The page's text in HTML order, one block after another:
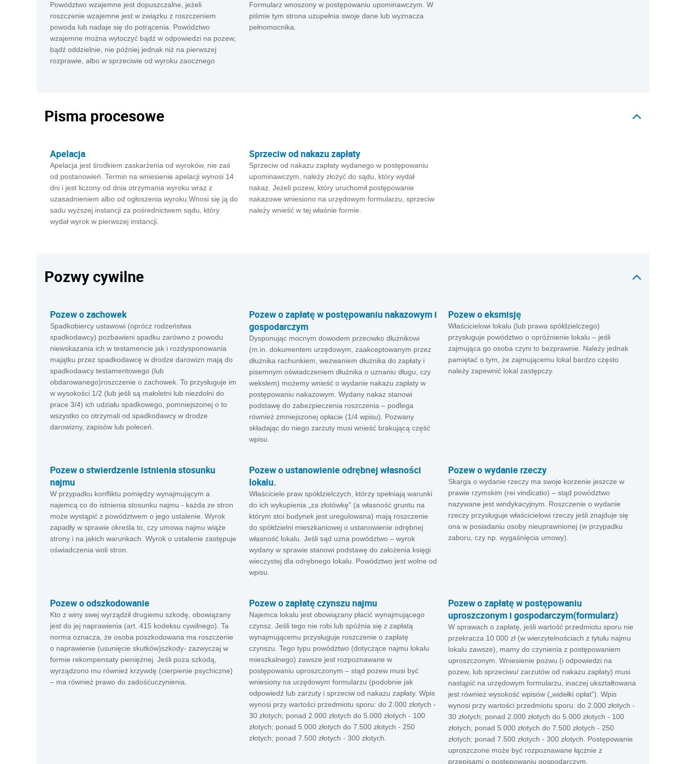
Powództwo wzajemne jest dopuszczalne, jeżeli
roszczenie wzajemne jest w związku z roszczeniem
powoda lub nadaje się do potrącenia. Powództwo
wzajemne można wytoczyć bądź w odpowiedzi na pozew,
bądź oddzielnie, nie później jednak niż na pierwszej
rozprawie, albo w sprzeciwie od wyroku zaocznego
Formularz wnoszony w postępowaniu upominawczym. W
piśmie tym strona uzupełnia swoje dane lub wyznacza
pełnomocnika.
Pisma procesowe
Apelacja
Apelacja jest środkiem zaskarżenia od wyroków, nie zaś
od postanowień. Termin na wniesienie apelacji wynosi 14
dni i jest liczony od dnia otrzymania wyroku wraz z
uzasadnieniem albo od ogłoszenia wyroku.Wnosi się ją do
sadu wyższej instancji za pośrednictwem sądu, który
wydał wyrok w pierwszej instancji.
Sprzeciw od nakazu zapłaty
Sprzeciw od nakazu zapłaty wydanego w postępowaniu
upominawczym, należy złożyć do sądu, który wydał
nakaz. Jeżeli pozew, który uruchomił postępowanie
nakazowe wniesiono na urzędowym formularzu, sprzeciw
należy wnieść w tej właśnie formie.
Pozwy cywilne
Pozew o zachowek
Spadkobiercy ustawowi (oprócz rodzeństwa
spadkodawcy) pozbawieni spadku zarówno z powodu
niewskazania ich w testamencie jak i rozdysponowania
majątku przez spadkodawcę w drodze darowizn mają do
spadkodawcy testamentowego (lub
obdarowanego)roszczenie o zachowek. To przysługuje im
w wysokości 1/2 (lub jeśli są małoletni lub niezdolni do
prace 3/4) ich udziału spadkowego, pomniejszonej o to
wszystko co otrzymali od spadkodawcy w drodze
darowizny, zapisów lub poleceń.
Pozew o zapłatę w postępowaniu nakazowym i
gospodarczym
Dysponując mocnym dowodem przeciwko dłużnikowi
(m.in. dokumentem urzędowym, zaakceptowanym przez
dłużnika rachunkiem, wezwaniem dłużnika do zapłaty i
pisemnym oświadczeniem dłużnika o uznaniu długu, czy
wekslem) możemy wnieść o wydanie nakazu zapłaty w
postępowaniu nakazowym. Wydany nakaz stanowi
podstawę do zabezpieczenia roszczenia – podlega
również zmniejszonej opłacie (1/4 wpisu). Pozwany
składając do niego zarzuty musi wnieść brakującą część
wpisu.
Pozew o eksmisję
Właścicielowi lokalu (lub prawa spółdzielczego)
przysługuje powództwo o opróżnienie lokalu – jeśli
zajmująca go osoba czyni to bezprawnie. Należy jednak
pamiętać o tym, że zajmującemu lokal bardzo często
należy zapewnić lokal zastępczy.
Pozew o stwierdzenie istnienia stosunku
najmu
W przypadku konfliktu pomiędzy wynajmującym a
najemcą co do istnienia stosunku najmu - każda ze stron
może wystąpić z powództwem o jego ustalenie. Wyrok
zapadły w sprawie określa to, czy umowa najmu wiąże
strony i na jakich warunkach. Wyrok o ustalenie zastępuje
oświadczenia woli stron.
Pozew o ustanowienie odrębnej własności
lokalu.
Właściciele praw spółdzielczych, którzy spełniają warunki
do ich wykupienia „za złotówkę” (a własność gruntu na
którym stoi budynek jest uregulowana) mają roszczenie
do spółdzielni mieszkaniowej o ustanowienie odrębnej
własność lokalu. Jeśli sąd uzna powództwo – wyrok
wydany w sprawie stanowi podstawę do założenia księgi
wieczystej dla odrębnego lokalu. Powództwo jest wolne od
wpisu.
Pozew o wydanie rzeczy
Skarga o wydanie rzeczy ma swoje korzenie jeszcze w
prawie rzymskim (rei vindicatio) – stąd powództwo
nazywane jest windykacyjnym. Roszczenie o wydanie
rzeczy przysługuje właścicielowi rzeczy jeśli znajduje się
ona w posiadaniu osoby nieuprawnionej (w przypadku
zaboru, czy np. wygaśnięcia umowy).
Pozew o odszkodowanie
Kto z winy swej wyrządził drugiemu szkodę, obowiązany
jest do jej naprawienia (art. 415 kodeksu cywilnego). Ta
norma oznacza, że osoba poszkodowana ma roszczenie
o naprawienie (usunięcie skutków)szkody- zazwyczaj w
formie rekompensaty pieniężnej. Jeśli poza szkodą,
wyrządzono mu również krzywdę (cierpienie psychiczne)
– ma również prawo do zadośćuczynienia.
Pozew o zapłatę czynszu najmu
Najemca lokalu jest obowiązany płacić wynajmującego
czynsz. Jeśli tego nie robi lub spóźnia się z zapłatą
wynajmującemu przysługuje roszczenie o zapłatę
czynszu. Tego typu powództwo (dotyczące najmu lokalu
mieszkalnego) zawsze jest rozpoznawane w
postępowaniu uproszczonym – stąd pozew musi być
wniesiony na urzędowym formularzu (podobnie jak
odpowiedź lub zarzuty i sprzeciw od nakazu zapłaty. Wpis
wynosi przy wartości przedmiotu sporu: do 2.000 złotych -
30 złotych; ponad 2.000 złotych do 5.000 złotych - 100
złotych; ponad 5.000 złotych do 7.500 złotych - 250
złotych; ponad 7.500 złotych - 300 złotych.
Pozew o zapłatę w postępowaniu
uproszczonym i gospodarczym(formularz)
W sprawach o zapłatę, jeśli wartość przedmiotu sporu nie
przekracza 10 000 zł (w wierzytelnościach z tytułu najmu
lokalu zawsze), mamy do czynienia z postępowaniem
uproszczonym. Wniesienie pozwu (i odpowiedzi na
pozew, lub sprzeciwu/ zarzutów od nakazu zapłaty) musi
nastąpić na urzędowym formularzu, inaczej ukształtowana
jest również wysokość wpisów („widełki opłat”). Wpis
wynosi przy wartości przedmiotu sporu: do 2.000 złotych -
30 złotych; ponad 2.000 złotych do 5.000 złotych - 100
złotych; ponad 5.000 złotych do 7.500 złotych - 250
złotych; ponad 7.500 złotych - 300 złotych. Postępowanie
uproszczone może być rozpoznawane łącznie z
przepisami o postępowaniu gospodarczym.